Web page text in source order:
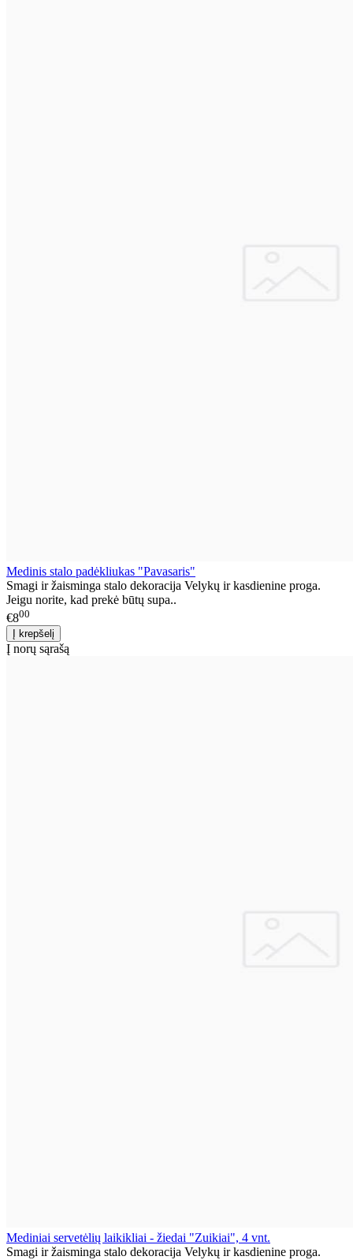
Medinis stalo padėkliukas "Pavasaris"
Smagi ir žaisminga stalo dekoracija Velykų ir kasdienine proga.
Jeigu norite, kad prekė būtų supa..
€800
Į norų sąrašą
Mediniai servetėlių laikikliai - žiedai "Zuikiai", 4 vnt.
Smagi ir žaisminga stalo dekoracija Velykų ir kasdienine proga.